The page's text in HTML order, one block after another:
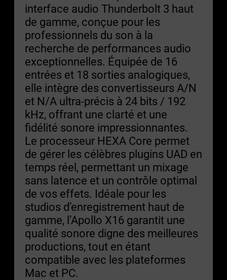
interface audio Thunderbolt 3 haut
de gamme, conçue pour les
professionnels du son à la
recherche de performances audio
exceptionnelles. Équipée de 16
entrées et 18 sorties analogiques,
elle intègre des convertisseurs A/N
et N/A ultra-précis à 24 bits / 192
kHz, offrant une clarté et une
fidélité sonore impressionnantes.
Le processeur HEXA Core permet
de gérer les célèbres plugins UAD en
temps réel, permettant un mixage
sans latence et un contrôle optimal
de vos effets. Idéale pour les
studios d’enregistrement haut de
gamme, l’Apollo X16 garantit une
qualité sonore digne des meilleures
productions, tout en étant
compatible avec les plateformes
Mac et PC.